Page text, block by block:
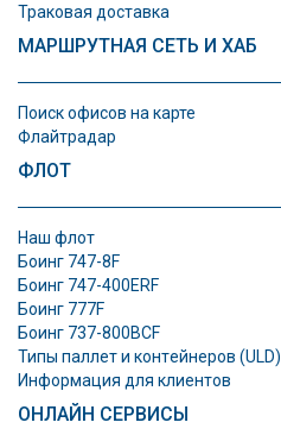
Траковая доставка
МАРШРУТНАЯ СЕТЬ И ХАБ
Поиск офисов на карте
Флайтрадар
ФЛОТ
Наш флот
Боинг 747-8F
Боинг 747-400ERF
Боинг 777F
Боинг 737-800BCF
Типы паллет и контeйнеров (ULD)
Информация для клиентов
ОНЛАЙН СЕРВИСЫ